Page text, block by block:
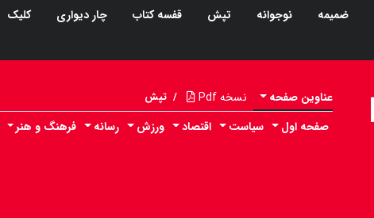
ضمیمه نوجوانه تپش قفسه کتاب چار دیواری کلیک
عناوین صفحه نسخه Pdf / تپش
صفحه اول سیاست اقتصاد ورزش رسانه فرهنگ و هنر